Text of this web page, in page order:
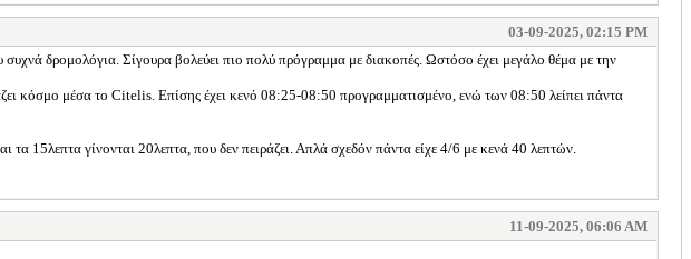
03-09-2025, 02:15 PM
δρομολόγια. Σίγουρα βολεύει πιο πολύ πρόγραμμα με διακοπές. Ωστόσο έχει μεγάλο θέμα με την
κόσμο μέσα το Citelis. Επίσης έχει κενό 08:25-08:50 προγραμματισμένο, ενώ των 08:50 λείπει πάντα
τα 15λεπτα γίνονται 20λεπτα, που δεν πειράζει. Απλά σχεδόν πάντα είχε 4/6 με κενά 40 λεπτών.
11-09-2025, 06:06 AM